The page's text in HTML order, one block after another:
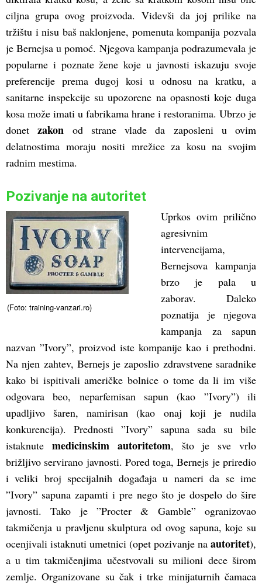
ciljna grupa ovog proizvoda. Videvši da joj prilike na
tržištu i nisu baš naklonjene, pomenuta kompanija pozvala
je Bernejsa u pomoć. Njegova kampanja podrazumevala je
popularne i poznate žene koje u javnosti iskazuju svoje
preferencije prema dugoj kosi u odnosu na kratku, a
sanitarne inspekcije su upozorene na opasnosti koje duga
kosa može imati u fabrikama hrane i restoranima. Ubrzo je
donetzakon od strane vlade da zaposleni u ovim
delatnostima moraju nositi mrežice za kosu na svojim
radnim mestima.
Pozivanje na autoritet
(Foto: training-vanzari.ro)
Uprkos ovim prilično
agresivnim
intervencijama,
Bernejsova kampanja
brzo je pala u
zaborav. Daleko
poznatija je njegova
kampanja za sapun
nazvan ”Ivory”, proizvod iste kompanije kao i prethodni.
Na njen zahtev, Bernejs je zaposlio zdravstvene saradnike
kako bi ispitivali američke bolnice o tome da li im više
odgovara beo, neparfemisan sapun (kao ”Ivory”) ili
upadljivo šaren, namirisan (kao onaj koji je nudila
konkurencija). Prednosti ”Ivory” sapuna sada su bile
istaknute medicinskim autoritetom, što je sve vrlo
brižljivo servirano javnosti. Pored toga, Bernejs je priredio
i veliki broj specijalnih događaja u nameri da se ime
”Ivory” sapuna zapamti i pre nego što je dospelo do šire
javnosti. Tako je ”Procter & Gamble” ogranizovao
takmičenja u pravljenu skulptura od ovog sapuna, koje su
ocenjivali istaknuti umetnici (opet pozivanje na autoritet),
a u tim takmičenjima učestvovali su milioni dece širom
zemlje. Organizovane su čak i trke minijaturnih čamaca